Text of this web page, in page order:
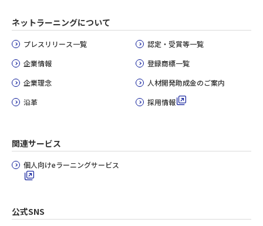
ネットラーニングについて
プレスリリース一覧
企業情報
企業理念
沿革
認定・受賞等一覧
登録商標一覧
人材開発助成金のご案内
採用情報
関連サービス
個人向けeラーニングサービス
公式SNS